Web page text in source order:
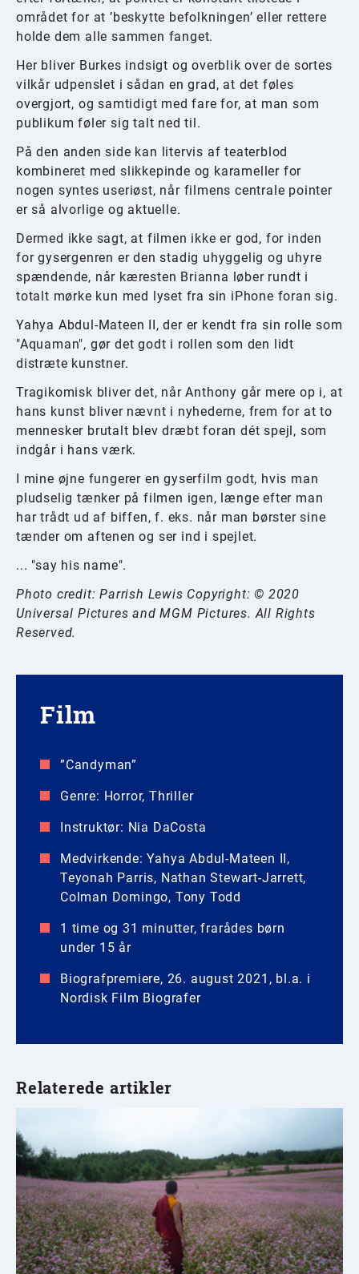
området for at ’beskytte befolkningen’ eller rettere
holde dem alle sammen fanget.
Her bliver Burkes indsigt og overblik over de sortes
vilkår udpenslet i sådan en grad, at det føles
overgjort, og samtidigt med fare for, at man som
publikum føler sig talt ned til.
På den anden side kan litervis af teaterblod
kombineret med slikkepinde og karameller for
nogen syntes useriøst, når filmens centrale pointer
er så alvorlige og aktuelle.
Dermed ikke sagt, at filmen ikke er god, for inden
for gysergenren er den stadig uhyggelig og uhyre
spændende, når kæresten Brianna løber rundt i
totalt mørke kun med lyset fra sin iPhone foran sig.
Yahya Abdul-Mateen II, der er kendt fra sin rolle som
"Aquaman", gør det godt i rollen som den lidt
distræte kunstner.
Tragikomisk bliver det, når Anthony går mere op i, at
hans kunst bliver nævnt i nyhederne, frem for at to
mennesker brutalt blev dræbt foran dét spejl, som
indgår i hans værk.
I mine øjne fungerer en gyserfilm godt, hvis man
pludselig tænker på filmen igen, længe efter man
har trådt ud af biffen, f. eks. når man børster sine
tænder om aftenen og ser ind i spejlet.
... "say his name".
Photo credit: Parrish Lewis Copyright: © 2020
Universal Pictures and MGM Pictures. All Rights
Reserved.
Film
”Candyman”
Genre: Horror, Thriller
Instruktør: Nia DaCosta
Medvirkende: Yahya Abdul-Mateen II,
Teyonah Parris, Nathan Stewart-Jarrett,
Colman Domingo, Tony Todd
1 time og 31 minutter, frarådes børn
under 15 år
Biografpremiere, 26. august 2021, bl.a. i
Nordisk Film Biografer
Relaterede artikler